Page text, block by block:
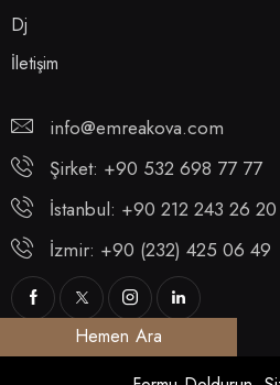
Hemen Ara
Dj
İletişim
info@emreakova.com
Şirket: +90 532 698 77 77
İstanbul: +90 212 243 26 20
İzmir: +90 (232) 425 06 49